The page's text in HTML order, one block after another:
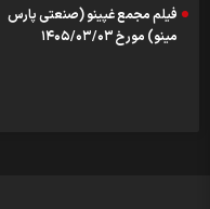
فیلم مجمع غپینو (صنعتی پارس
مینو) مورخ ۱۴۰۵/۰۳/۰۳